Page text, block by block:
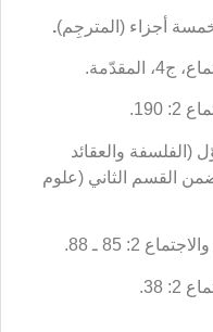
أجزاء (المترجِم).
(الفلسفة والعقائد
القسم الثاني (علوم
2: 85 ـ 88.
38.